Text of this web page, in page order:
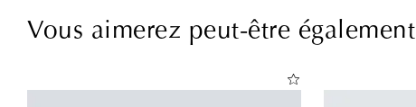
Vous aimerez peut-être également